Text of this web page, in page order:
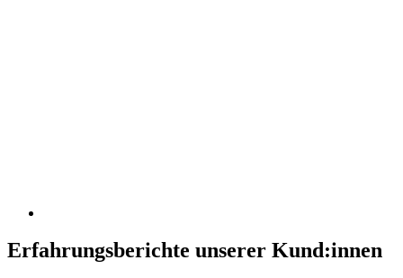
Erfahrungsberichte unserer Kund:innen